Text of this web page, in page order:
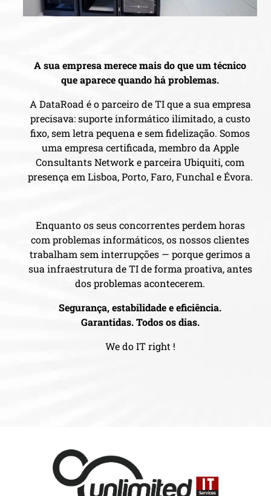
A sua empresa merece mais do que um técnico
que aparece quando há problemas.
A DataRoad é o parceiro de TI que a sua empresa
precisava: suporte informático ilimitado, a custo
fixo, sem letra pequena e sem fidelização. Somos
uma empresa certificada, membro da Apple
Consultants Network e parceira Ubiquiti, com
presença em Lisboa, Porto, Faro, Funchal e Évora.
Enquanto os seus concorrentes perdem horas
com problemas informáticos, os nossos clientes
trabalham sem interrupções — porque gerimos a
sua infraestrutura de TI de forma proativa, antes
dos problemas acontecerem.
Segurança, estabilidade e eficiência.
Garantidas. Todos os dias.
We do IT right !